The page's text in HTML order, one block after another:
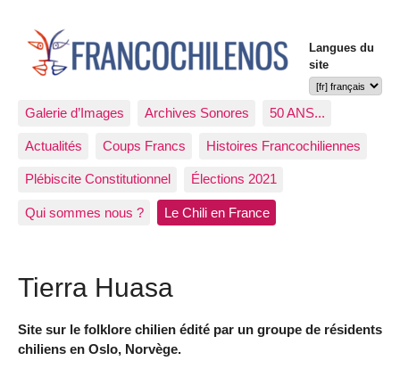
Langues du
site
Galerie d’Images Archives Sonores 50 ANS...
Actualités Coups Francs Histoires Francochiliennes
Plébiscite Constitutionnel Élections 2021
Qui sommes nous ? Le Chili en France
Tierra Huasa
Site sur le folklore chilien édité par un groupe de résidents
chiliens en Oslo, Norvège.